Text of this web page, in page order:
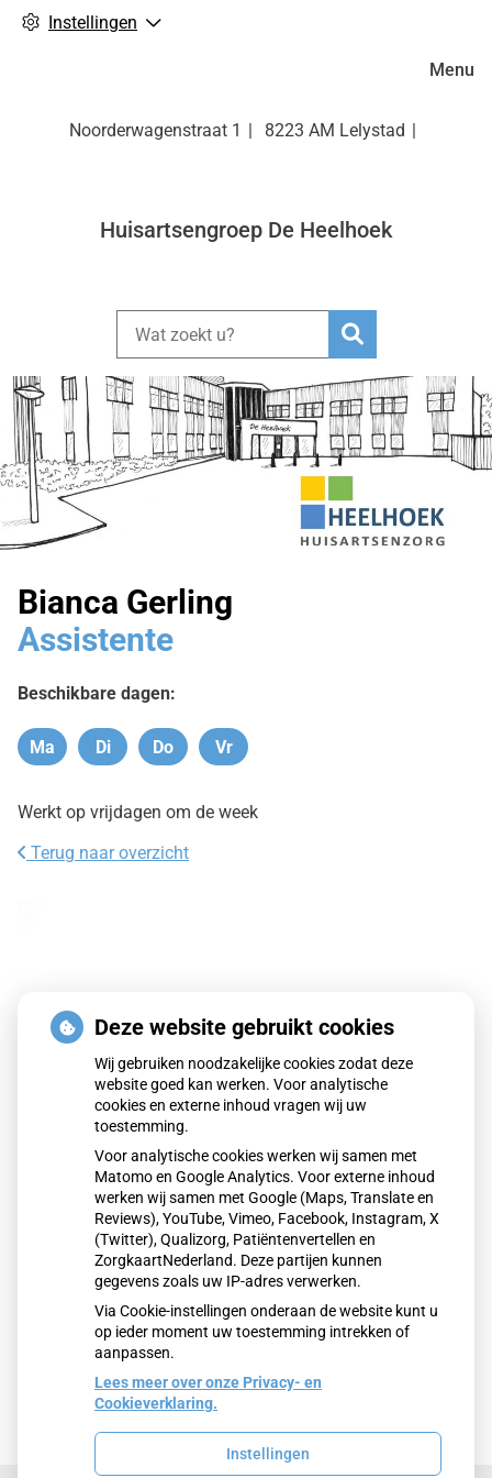
Instellingen
Noorderwagenstraat 1 8223 AM Lelystad
Huisartsengroep De Heelhoek
Zoeken
Menu
Bianca Gerling
Assistente
Beschikbare dagen:
Maandag
Ma Dinsdag
Di Donderdag
Do Vrijdag
Vr
Werkt op vrijdagen om de week
Terug naar overzicht
Deze website gebruikt cookies
Wij gebruiken noodzakelijke cookies zodat deze
website goed kan werken. Voor analytische
cookies en externe inhoud vragen wij uw
toestemming.
Voor analytische cookies werken wij samen met
Matomo en Google Analytics. Voor externe inhoud
werken wij samen met Google (Maps, Translate en
Reviews), YouTube, Vimeo, Facebook, Instagram, X
(Twitter), Qualizorg, Patiëntenvertellen en
ZorgkaartNederland. Deze partijen kunnen
gegevens zoals uw IP-adres verwerken.
Via Cookie-instellingen onderaan de website kunt u
op ieder moment uw toestemming intrekken of
aanpassen.
Lees meer over onze Privacy- en
Cookieverklaring.
Instellingen